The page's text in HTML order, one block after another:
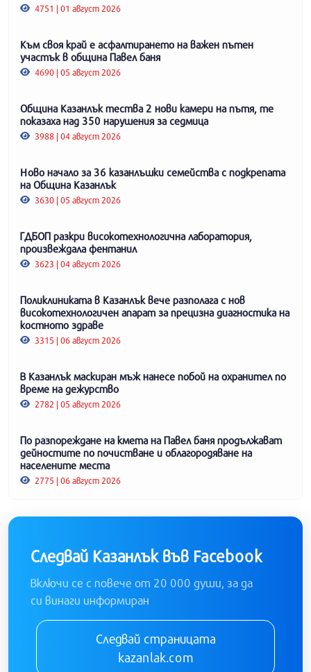
4751 | 01 август 2026
Към своя край е асфалтирането на важен пътен
участък в община Павел баня
4690 | 05 август 2026
Община Казанлък тества 2 нови камери на пътя, те
показаха над 350 нарушения за седмица
3988 | 04 август 2026
Ново начало за 36 казанлъшки семейства с подкрепата
на Община Казанлък
3630 | 05 август 2026
ГДБОП разкри високотехнологична лаборатория,
произвеждала фентанил
3623 | 04 август 2026
Поликлиниката в Казанлък вече разполага с нов
високотехнологичен апарат за прецизна диагностика на
костното здраве
3315 | 06 август 2026
В Казанлък маскиран мъж нанесе побой на охранител по
време на дежурство
2782 | 05 август 2026
По разпореждане на кмета на Павел баня продължават
дейностите по почистване и облагородяване на
населените места
2775 | 06 август 2026
Следвай Казанлък във Facebook
Включи се с повече от 20 000 души, за да
си винаги информиран
Следвай страницата
kazanlak.com